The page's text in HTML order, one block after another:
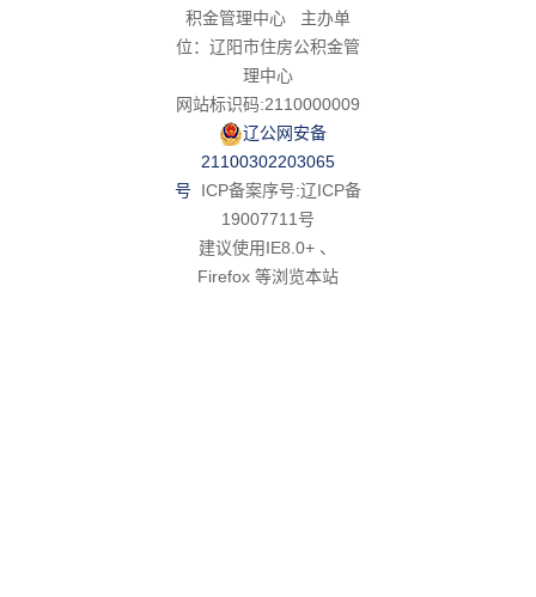
积金管理中心 主办单
位：辽阳市住房公积金管
理中心
网站标识码:2110000009
辽公网安备
21100302203065
号
ICP备案序号:辽ICP备
19007711号
建议使用IE8.0+ 、
Firefox 等浏览本站